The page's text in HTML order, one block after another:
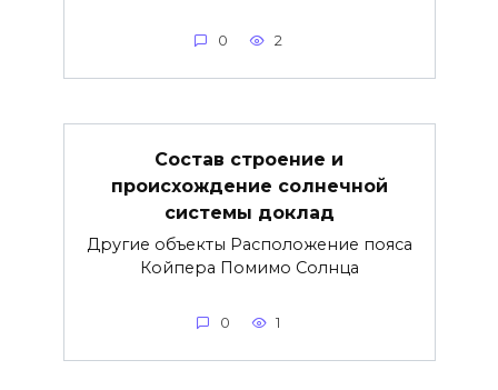
0 2
Состав строение и
происхождение солнечной
системы доклад
Другие объекты Расположение пояса
Койпера Помимо Солнца
0 1